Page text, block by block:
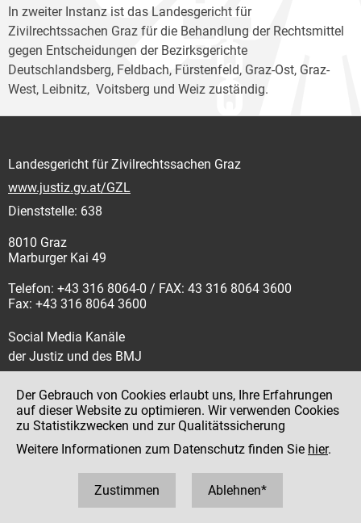
In zweiter Instanz ist das Landesgericht für
Zivilrechtssachen Graz für die Behandlung der Rechtsmittel
gegen Entscheidungen der Bezirksgerichte
Deutschlandsberg, Feldbach, Fürstenfeld, Graz-Ost, Graz-
West, Leibnitz, Voitsberg und Weiz zuständig.
Landesgericht für Zivilrechtssachen Graz
www.justiz.gv.at/GZL
Dienststelle: 638
8010 Graz
Marburger Kai 49
Telefon: +43 316 8064-0 / FAX: 43 316 8064 3600
Fax: +43 316 8064 3600
Social Media Kanäle
der Justiz und des BMJ
Impressum
Datenschutz
Hinweisgeber:innenplattform (für Mitarbeiter:innen)
Der Gebrauch von Cookies erlaubt uns, Ihre Erfahrungen
auf dieser Website zu optimieren. Wir verwenden Cookies
zu Statistikzwecken und zur Qualitätssicherung
Weitere Informationen zum Datenschutz finden Sie hier.
Zustimmen Ablehnen*